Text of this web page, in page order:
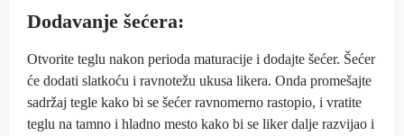
Dodavanje šećera:
Otvorite teglu nakon perioda maturacije i dodajte šećer. Šećer
će dodati slatkoću i ravnotežu ukusa likera. Onda promešajte
sadržaj tegle kako bi se šećer ravnomerno rastopio, i vratite
teglu na tamno i hladno mesto kako bi se liker dalje razvijao i